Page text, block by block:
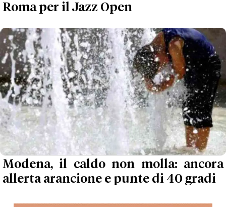
Roma per il Jazz Open
Modena, il caldo non molla: ancora
allerta arancione e punte di 40 gradi